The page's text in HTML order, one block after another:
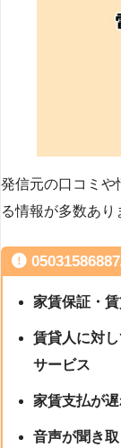
発信元の口コミや
る情報が多数あり
家賃保証・
賃貸人に対
サービス
家賃支払が
音声が聞き